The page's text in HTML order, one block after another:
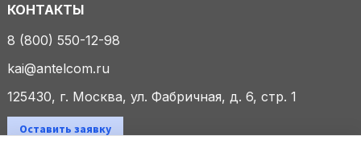
КОНТАКТЫ
8 (800) 550-12-98
kai@antelcom.ru
125430, г. Москва, ул. Фабричная, д. 6, стр. 1
Оставить заявку